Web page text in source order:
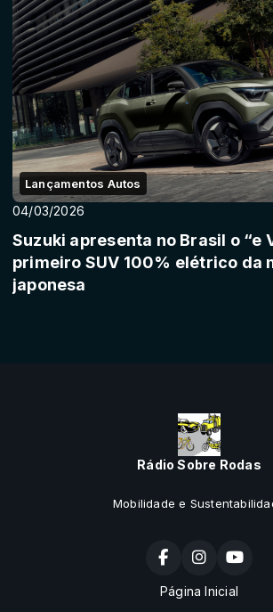
Lançamentos Autos
04/03/2026
Suzuki apresenta no Brasil o “e
primeiro SUV 100% elétrico da
japonesa
Rádio Sobre Rodas
Mobilidade e
Página Inicial